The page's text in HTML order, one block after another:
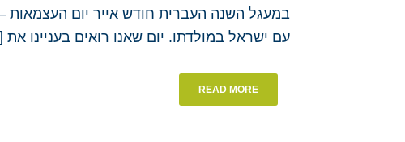
במעגל השנה העברית חודש אייר יום העצמאות
עם ישראל במולדתו. יום שאנו רואים בעניינו את
READ MORE